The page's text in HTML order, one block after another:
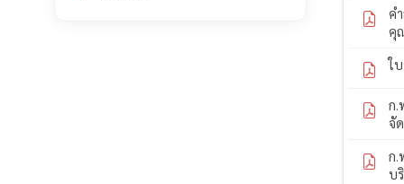
ค
คุ
ใ
ก.
จั
ก.
บ